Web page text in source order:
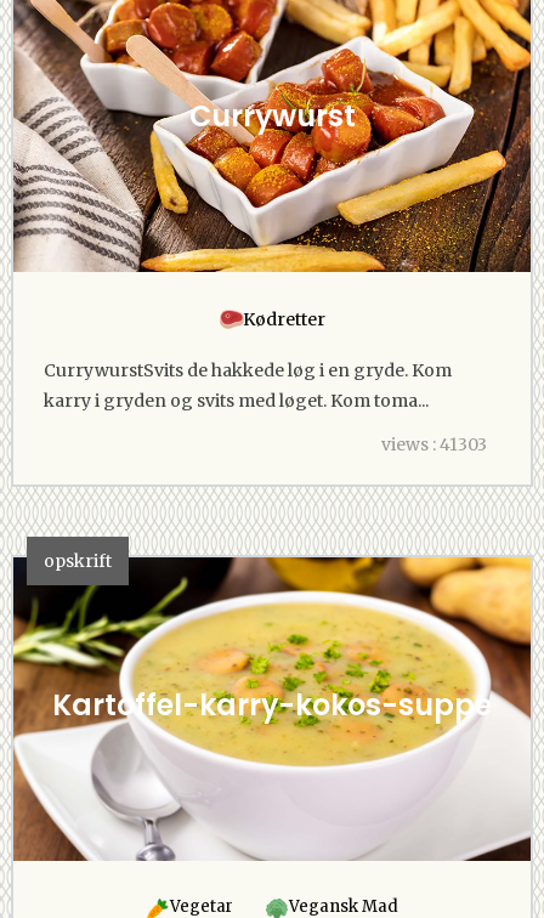
Currywurst
Kødretter
CurrywurstSvits de hakkede løg i en gryde. Kom
karry i gryden og svits med løget. Kom toma...
views : 41303
opskrift
Kartoffel-karry-kokos-suppe
Vegetar Vegansk Mad